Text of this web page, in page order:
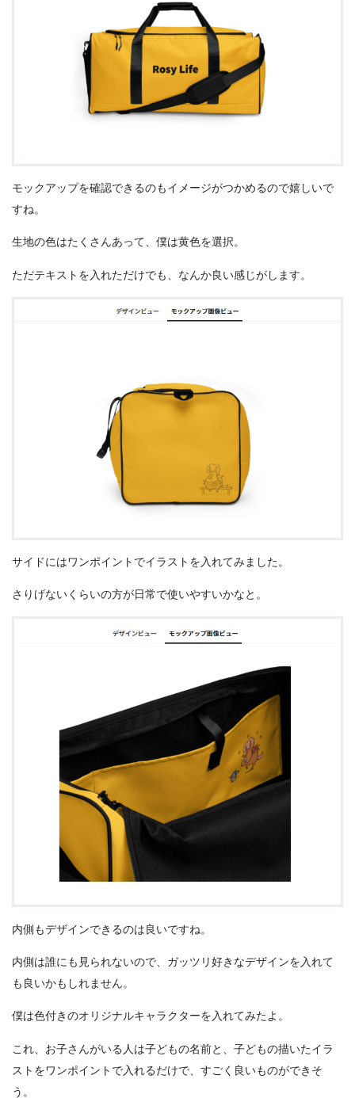
モックアップを確認できるのもイメージがつかめるので嬉しいで
すね。
生地の色はたくさんあって、僕は黄色を選択。
ただテキストを入れただけでも、なんか良い感じがします。
サイドにはワンポイントでイラストを入れてみました。
さりげないくらいの方が日常で使いやすいかなと。
内側もデザインできるのは良いですね。
内側は誰にも見られないので、ガッツリ好きなデザインを入れて
も良いかもしれません。
僕は色付きのオリジナルキャラクターを入れてみたよ。
これ、お子さんがいる人は子どもの名前と、子どもの描いたイラ
ストをワンポイントで入れるだけで、すごく良いものができそ
う。